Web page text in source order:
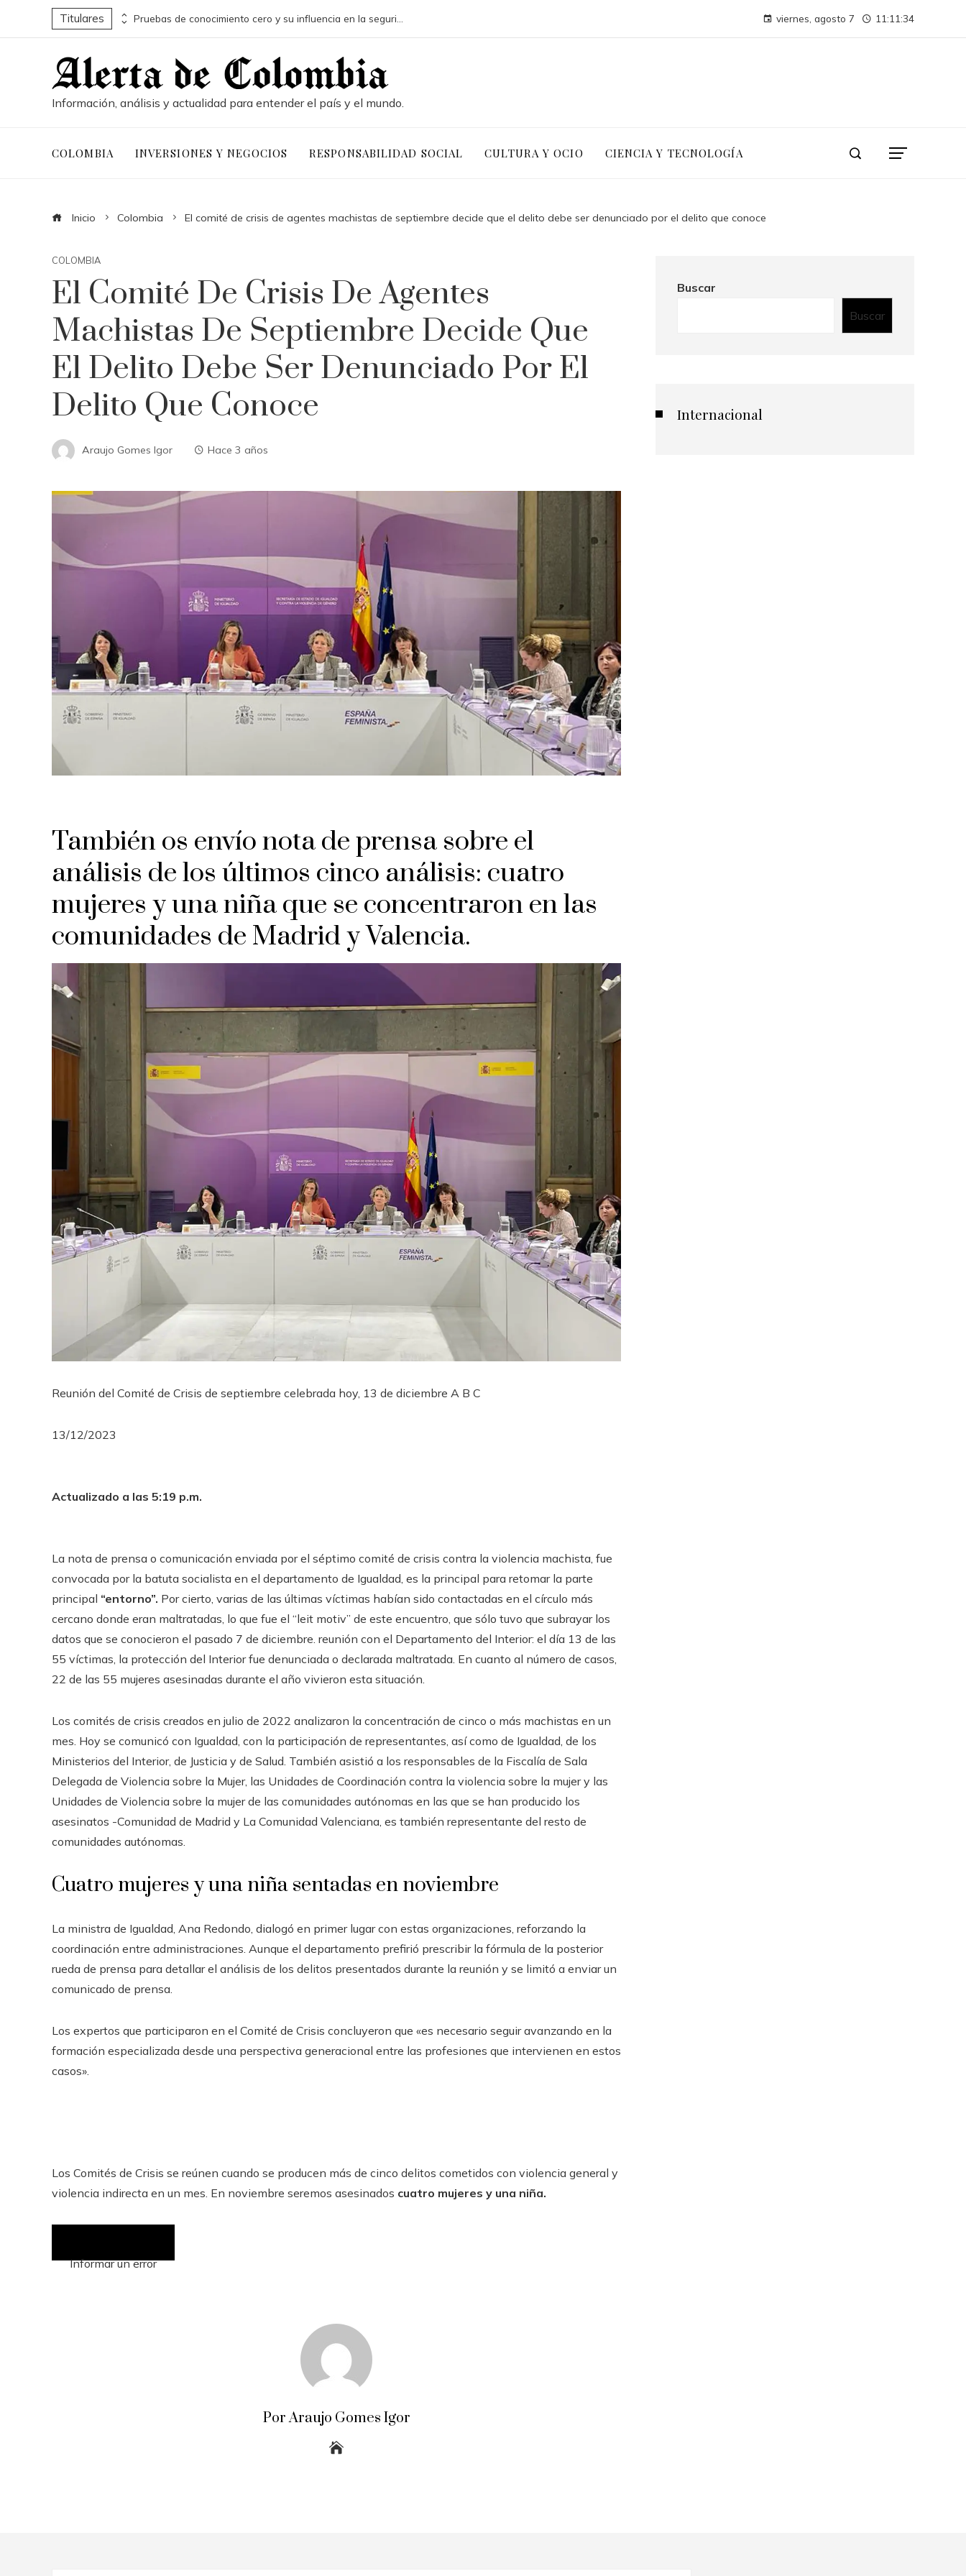
Titulares Conservación marina y desarrollo económico a través de la economía azul en Belice viernes, agosto 7 11:11:35
Información, análisis y actualidad para entender el país y el mundo.
COLOMBIA INVERSIONES Y NEGOCIOS RESPONSABILIDAD SOCIAL CULTURA Y OCIO CIENCIA Y TECNOLOGÍA
Inicio Colombia El comité de crisis de agentes machistas de septiembre decide que el delito debe ser denunciado por el delito que conoce
COLOMBIA
El Comité De Crisis De Agentes
Machistas De Septiembre Decide Que
El Delito Debe Ser Denunciado Por El
Delito Que Conoce
Araujo Gomes Igor Hace 3 años
También os envío nota de prensa sobre el
análisis de los últimos cinco análisis: cuatro
mujeres y una niña que se concentraron en las
comunidades de Madrid y Valencia.
Reunión del Comité de Crisis de septiembre celebrada hoy, 13 de diciembre A B C
13/12/2023
Actualizado a las 5:19 p.m.
La nota de prensa o comunicación enviada por el séptimo comité de crisis contra la violencia machista, fue
convocada por la batuta socialista en el departamento de Igualdad, es la principal para retomar la parte
principal “entorno”. Por cierto, varias de las últimas víctimas habían sido contactadas en el círculo más
cercano donde eran maltratadas, lo que fue el “leit motiv” de este encuentro, que sólo tuvo que subrayar los
datos que se conocieron el pasado 7 de diciembre. reunión con el Departamento del Interior: el día 13 de las
55 víctimas, la protección del Interior fue denunciada o declarada maltratada. En cuanto al número de casos,
22 de las 55 mujeres asesinadas durante el año vivieron esta situación.
Los comités de crisis creados en julio de 2022 analizaron la concentración de cinco o más machistas en un
mes. Hoy se comunicó con Igualdad, con la participación de representantes, así como de Igualdad, de los
Ministerios del Interior, de Justicia y de Salud. También asistió a los responsables de la Fiscalía de Sala
Delegada de Violencia sobre la Mujer, las Unidades de Coordinación contra la violencia sobre la mujer y las
Unidades de Violencia sobre la mujer de las comunidades autónomas en las que se han producido los
asesinatos -Comunidad de Madrid y La Comunidad Valenciana, es también representante del resto de
comunidades autónomas.
Cuatro mujeres y una niña sentadas en noviembre
La ministra de Igualdad, Ana Redondo, dialogó en primer lugar con estas organizaciones, reforzando la
coordinación entre administraciones. Aunque el departamento prefirió prescribir la fórmula de la posterior
rueda de prensa para detallar el análisis de los delitos presentados durante la reunión y se limitó a enviar un
comunicado de prensa.
Los expertos que participaron en el Comité de Crisis concluyeron que «es necesario seguir avanzando en la
formación especializada desde una perspectiva generacional entre las profesiones que intervienen en estos
casos».
Los Comités de Crisis se reúnen cuando se producen más de cinco delitos cometidos con violencia general y
violencia indirecta en un mes. En noviembre seremos asesinados cuatro mujeres y una niña.
Informar un error
Por Araujo Gomes Igor
Buscar
Buscar
Internacional